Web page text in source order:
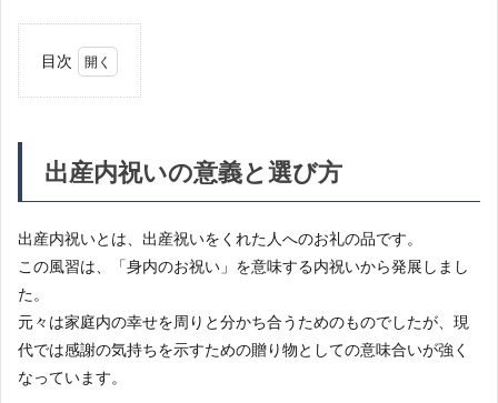
目次
意義
1.1
伝統
1.2
的な
出産内祝いの意義と選び方
出産内祝いとは、出産祝いをくれた人へのお礼の品です。
この風習は、「身内のお祝い」を意味する内祝いから発展しまし
た。
元々は家庭内の幸せを周りと分かち合うためのものでしたが、現
代では感謝の気持ちを示すための贈り物としての意味合いが強く
なっています。